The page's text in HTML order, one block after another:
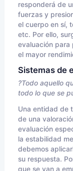
responderá de
fuerzas y
el cuerpo en sí,
etc. Por ello,
evaluación
el mayor
Sistemas de
?Todo aquello
todo lo que se
Una entidad de
de una
evaluación
la estabilidad
debemos
su respuesta.
que se van a